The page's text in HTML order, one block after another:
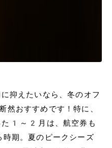
抑えたいなら、冬のオフ
おすすめです！特に、
た1～2月は、航空券も
期。夏のピークシーズ